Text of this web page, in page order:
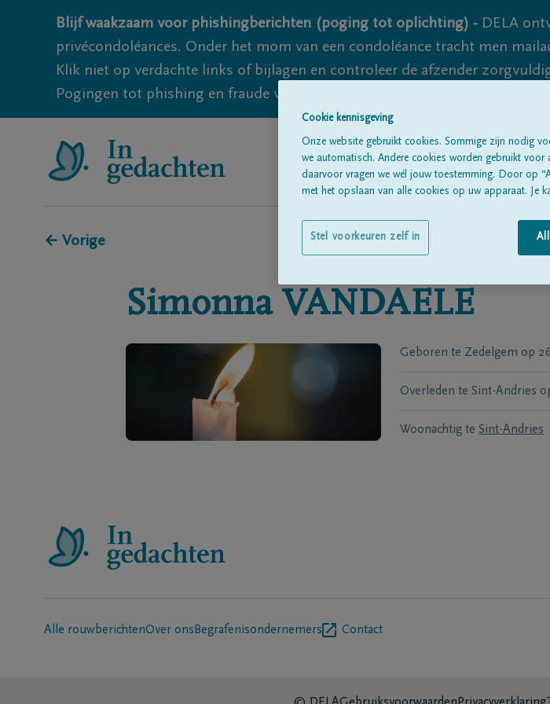
Blijf waakzaam voor phishingberichten (poging tot oplichting) - DELA
privécondoléances. Onder het mom van een condoléance tracht men
Klik niet op verdachte links of bijlagen en controleer de afzender
Pogingen tot phishing en fraude vallen echter nooit volledig uit te sluiten,
← Vorige
Simonna VANDAELE
Geboren te Zedelgem op
Overleden te Sint-Andries
Woonachtig te Sint-Andries
Alle rouwberichtenOver ons Begrafenisondernemers Contact
Cookie kennisgeving
Onze website gebruikt cookies. Sommige zijn nodig
we automatisch. Andere cookies worden gebruikt voor
daarvoor vragen we wél jouw toestemming. Door op
met het opslaan van alle cookies op uw apparaat. Je
Stel voorkeuren zelf in